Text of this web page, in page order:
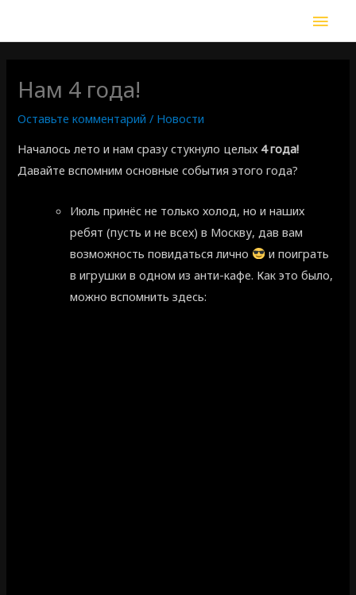
Нам 4 года!
Оставьте комментарий / Новости
Началось лето и нам сразу стукнуло целых 4 года!
Давайте вспомним основные события этого года?
Июль принёс не только холод, но и наших
ребят (пусть и не всех) в Москву, дав вам
возможность повидаться лично
и поиграть
в игрушки в одном из анти-кафе. Как это было,
можно вспомнить здесь: